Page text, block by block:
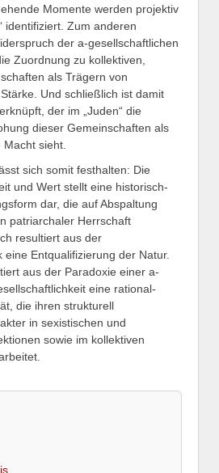
Momente werden projektiv
identifiziert. Zum anderen
der a-gesellschaftlichen
Zuordnung zu kollektiven,
als Trägern von
Und schließlich ist damit
der im „Juden“ die
dieser Gemeinschaften als
sieht.
sich somit festhalten: Die
und Wert stellt eine historisch-
dar, die auf Abspaltung
patriarchaler Herrschaft
resultiert aus der
eine Entqualifizierung der Natur.
aus der Paradoxie einer a-
eine rational-
die ihren strukturell
in sexistischen und
sowie im kollektiven